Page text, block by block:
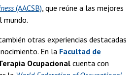
(AACSB), que reúne a las mejores
mundo.
otras experiencias destacadas
En la Facultad de
Ocupacional cuenta con